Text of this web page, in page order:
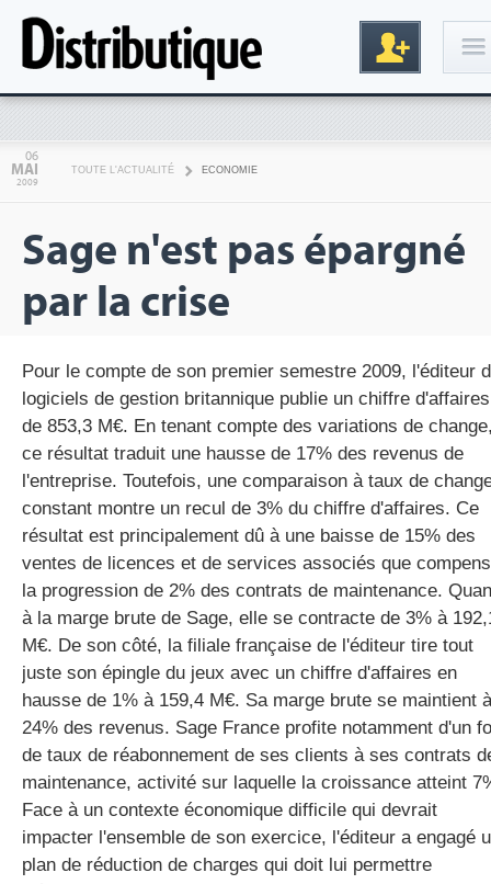
gratuite
06
MAI
2009
TOUTE L'ACTUALITÉ ECONOMIE
Sage n'est pas épargné
par la crise
Pour le compte de son premier semestre 2009, l'éditeur
logiciels de gestion britannique publie un chiffre d'affaires
de 853,3 M€. En tenant compte des variations de
ce résultat traduit une hausse de 17% des revenus de
l'entreprise. Toutefois, une comparaison à taux de
constant montre un recul de 3% du chiffre d'affaires. Ce
résultat est principalement dû à une baisse de 15% des
ventes de licences et de services associés que
la progression de 2% des contrats de maintenance.
à la marge brute de Sage, elle se contracte de 3% à
M€. De son côté, la filiale française de l'éditeur tire tout
juste son épingle du jeux avec un chiffre d'affaires en
hausse de 1% à 159,4 M€. Sa marge brute se maintient à
24% des revenus. Sage France profite notamment d'un
de taux de réabonnement de ses clients à ses contrats
maintenance, activité sur laquelle la croissance atteint
Face à un contexte économique difficile qui devrait
impacter l'ensemble de son exercice, l'éditeur a engagé
plan de réduction de charges qui doit lui permettre